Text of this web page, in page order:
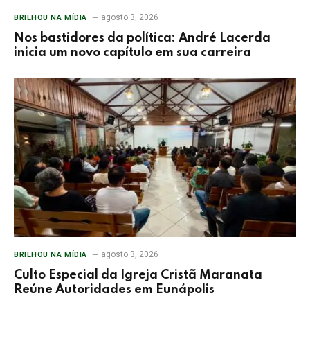
BRILHOU NA MÍDIA agosto 3, 2026
Nos bastidores da política: André Lacerda
inicia um novo capítulo em sua carreira
BRILHOU NA MÍDIA agosto 3, 2026
Culto Especial da Igreja Cristã Maranata
Reúne Autoridades em Eunápolis